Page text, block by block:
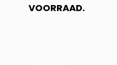
VOORRAAD.